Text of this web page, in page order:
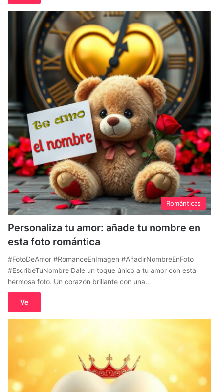
Románticas
Personaliza tu amor: añade tu nombre en
esta foto romántica
#FotoDeAmor #RomanceEnImagen #AñadirNombreEnFoto
#EscribeTuNombre Dale un toque único a tu amor con esta
hermosa foto. Un corazón brillante con una…
Ve